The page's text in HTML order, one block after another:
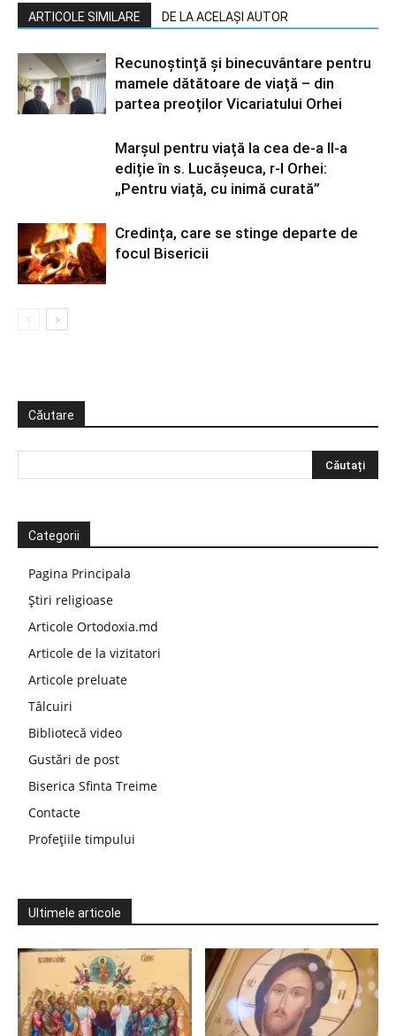
ARTICOLE SIMILARE DE LA ACELAȘI AUTOR
Recunoștință și binecuvântare pentru
mamele dătătoare de viață – din
partea preoților Vicariatului Orhei
Marșul pentru viață la cea de-a II-a
ediție în s. Lucășeuca, r-l Orhei:
„Pentru viață, cu inimă curată”
Credința, care se stinge departe de
focul Bisericii
Căutare
Categorii
Pagina Principala
Știri religioase
Articole Ortodoxia.md
Articole de la vizitatori
Articole preluate
Tâlcuiri
Bibliotecă video
Gustări de post
Biserica Sfinta Treime
Contacte
Profețiile timpului
Ultimele articole